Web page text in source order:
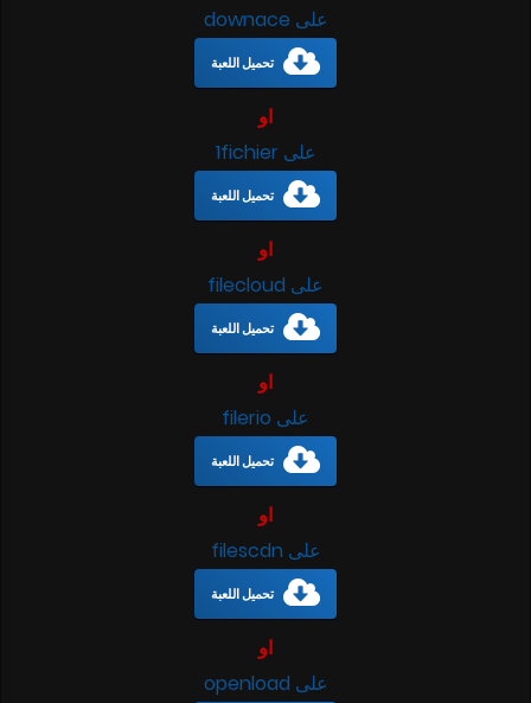
على downace
تحميل اللعبة
او
على 1fichier
تحميل اللعبة
او
على filecloud
تحميل اللعبة
او
على filerio
تحميل اللعبة
او
على filescdn
تحميل اللعبة
او
على openload